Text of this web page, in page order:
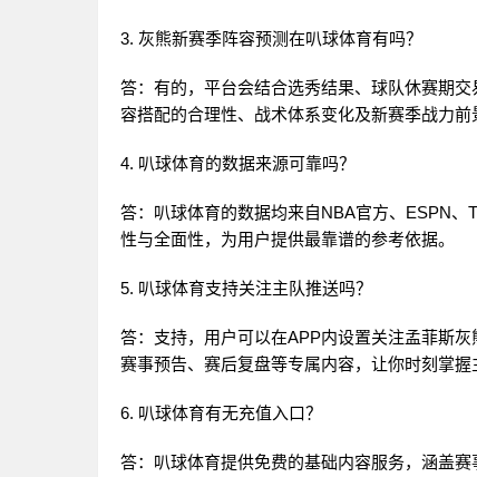
3. 灰熊新赛季阵容预测在叭球体育有吗？
答：有的，平台会结合选秀结果、球队休赛期
容搭配的合理性、战术体系变化及新赛季战力前
4. 叭球体育的数据来源可靠吗？
答：叭球体育的数据均来自NBA官方、ESPN
性与全面性，为用户提供最靠谱的参考依据。
5. 叭球体育支持关注主队推送吗？
答：支持，用户可以在APP内设置关注孟菲斯
赛事预告、赛后复盘等专属内容，让你时刻掌握
6. 叭球体育有无充值入口？
答：叭球体育提供免费的基础内容服务，涵盖